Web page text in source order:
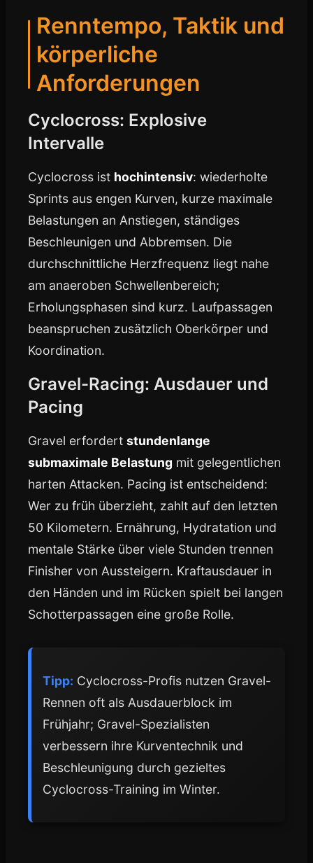
Renntempo, Taktik und
körperliche
Anforderungen
Cyclocross: Explosive
Intervalle
Cyclocross ist hochintensiv: wiederholte
Sprints aus engen Kurven, kurze maximale
Belastungen an Anstiegen, ständiges
Beschleunigen und Abbremsen. Die
durchschnittliche Herzfrequenz liegt nahe
am anaeroben Schwellenbereich;
Erholungsphasen sind kurz. Laufpassagen
beanspruchen zusätzlich Oberkörper und
Koordination.
Gravel-Racing: Ausdauer und
Pacing
Gravel erfordert stundenlange
submaximale Belastung mit gelegentlichen
harten Attacken. Pacing ist entscheidend:
Wer zu früh überzieht, zahlt auf den letzten
50 Kilometern. Ernährung, Hydratation und
mentale Stärke über viele Stunden trennen
Finisher von Aussteigern. Kraftausdauer in
den Händen und im Rücken spielt bei langen
Schotterpassagen eine große Rolle.
Tipp: Cyclocross-Profis nutzen Gravel-
Rennen oft als Ausdauerblock im
Frühjahr; Gravel-Spezialisten
verbessern ihre Kurventechnik und
Beschleunigung durch gezieltes
Cyclocross-Training im Winter.